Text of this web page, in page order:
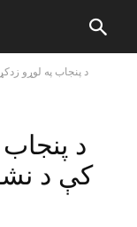
د پنجاب په لوړو
د
کې د